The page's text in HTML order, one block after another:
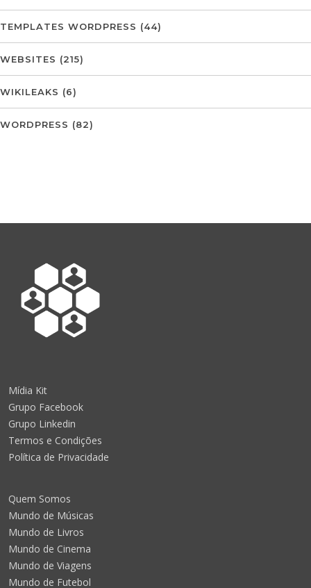
TEMPLATES WORDPRESS (44)
WEBSITES (215)
WIKILEAKS (6)
WORDPRESS (82)
Mídia Kit
Grupo Facebook
Grupo Linkedin
Termos e Condições
Política de Privacidade
Quem Somos
Mundo de Músicas
Mundo de Livros
Mundo de Cinema
Mundo de Viagens
Mundo de Futebol